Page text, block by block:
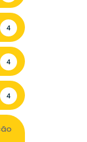
4
4
4